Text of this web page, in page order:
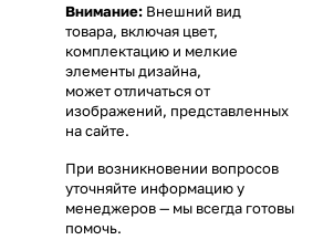
Внимание: Внешний вид
товара, включая цвет,
комплектацию и мелкие
элементы дизайна,
может отличаться от
изображений, представленных
на сайте.
При возникновении вопросов
уточняйте информацию у
менеджеров— мы всегда готовы
помочь.